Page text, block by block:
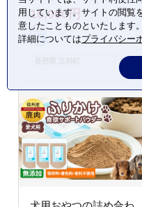
16,000円
用しています。サイトの閲覧
意したことものといたします。
詳細についてはプライバシー